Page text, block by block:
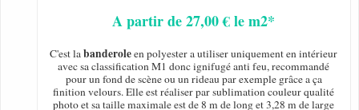
A partir de 27,00 € le m2*
C'est labanderoleen polyester a utiliser uniquement en intérieur
avec sa classification M1 donc ignifugé anti feu, recommandé
pour un fond de scène ou un rideau par exemple grâce a ça
finition velours. Elle est réaliser par sublimation couleur qualité
photo et sa taille maximale est de 8 m de long et 3,28 m de large